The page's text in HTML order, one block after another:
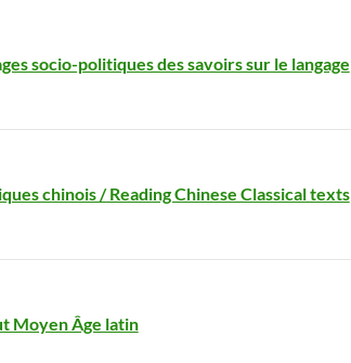
socio-politiques des savoirs sur le langage
chinois / Reading Chinese Classical texts
Moyen Âge latin